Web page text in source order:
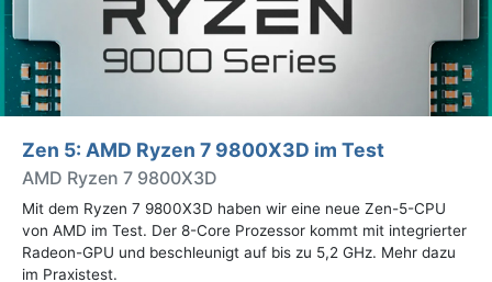
Zen 5: AMD Ryzen 7 9800X3D im Test
AMD Ryzen 7 9800X3D
Mit dem Ryzen 7 9800X3D haben wir eine neue Zen-5-CPU
von AMD im Test. Der 8-Core Prozessor kommt mit integrierter
Radeon-GPU und beschleunigt auf bis zu 5,2 GHz. Mehr dazu
im Praxistest.